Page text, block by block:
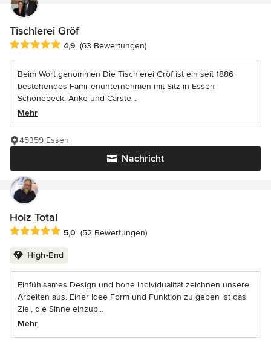
Tischlerei Gröf
Durchschnittliche Bewertung: 4.9 von 5 Sternen
4,9 (63 Bewertungen)
Beim Wort genommen Die Tischlerei Gröf ist ein seit 1886
bestehendes Familienunternehmen mit Sitz in Essen-
Schönebeck. Anke und Carste...
Mehr
Nachricht
45359 Essen
Holz Total
Durchschnittliche Bewertung: 5 von 5 Sternen
5,0 (52 Bewertungen)
High-End
Einfühlsames Design und hohe Individualität zeichnen unsere
Arbeiten aus. Einer Idee Form und Funktion zu geben ist das
Ziel, die Sinne einzub...
Mehr